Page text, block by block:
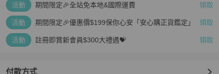
活動 期間限定🎉全站免本地&國際運費 領取
活動 期間限定🎉優惠價$199保你心安「安心購正貨鑑定」 領取
活動 註冊即賞新會員$300大禮遇💝 領取
付款方式